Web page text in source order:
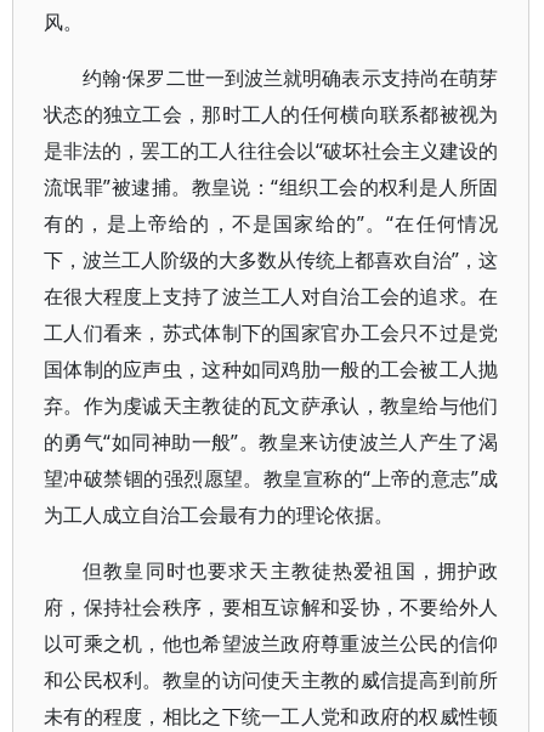
风。
约翰·保罗二世一到波兰就明确表示支持尚在萌芽
状态的独立工会，那时工人的任何横向联系都被视为
是非法的，罢工的工人往往会以“破坏社会主义建设的
流氓罪”被逮捕。教皇说：“组织工会的权利是人所固
有的，是上帝给的，不是国家给的”。“在任何情况
下，波兰工人阶级的大多数从传统上都喜欢自治”，这
在很大程度上支持了波兰工人对自治工会的追求。在
工人们看来，苏式体制下的国家官办工会只不过是党
国体制的应声虫，这种如同鸡肋一般的工会被工人抛
弃。作为虔诚天主教徒的瓦文萨承认，教皇给与他们
的勇气“如同神助一般”。教皇来访使波兰人产生了渴
望冲破禁锢的强烈愿望。教皇宣称的“上帝的意志”成
为工人成立自治工会最有力的理论依据。
但教皇同时也要求天主教徒热爱祖国，拥护政
府，保持社会秩序，要相互谅解和妥协，不要给外人
以可乘之机，他也希望波兰政府尊重波兰公民的信仰
和公民权利。教皇的访问使天主教的威信提高到前所
未有的程度，相比之下统一工人党和政府的权威性顿